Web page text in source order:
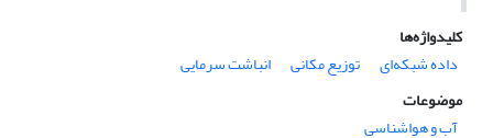
کلیدواژه‌ها
داده شبکه‌ای
توزیع مکانی
انباشت سرمایی
موضوعات
آب و هواشناسی